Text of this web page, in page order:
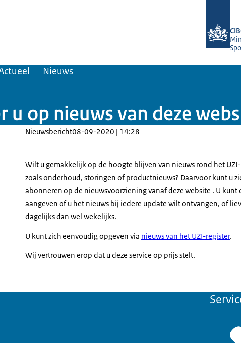
Nieuws
u op nieuws van deze
Nieuwsbericht08-09-2020 | 14:28
Wilt u gemakkelijk op de hoogte blijven van nieuws rond het
zoals onderhoud, storingen of productnieuws? Daarvoor kunt u
abonneren op de nieuwsvoorziening vanaf deze website . U kunt
aangeven of u het nieuws bij iedere update wilt ontvangen, of
dagelijks dan wel wekelijks.
U kunt zich eenvoudig opgeven via nieuws van het UZI-register.
Wij vertrouwen erop dat u deze service op prijs stelt.